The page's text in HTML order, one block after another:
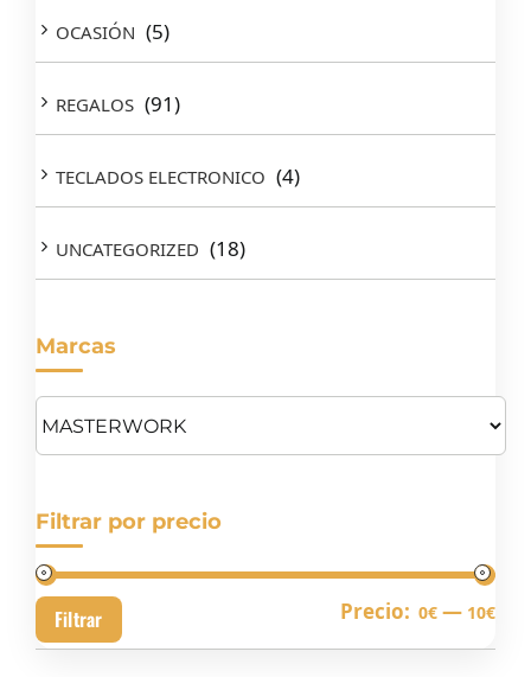
OCASIÓN (5)
REGALOS (91)
TECLADOS ELECTRONICO (4)
UNCATEGORIZED (18)
Marcas
Filtrar por precio
Filtrar Precio: 0€ — 10€